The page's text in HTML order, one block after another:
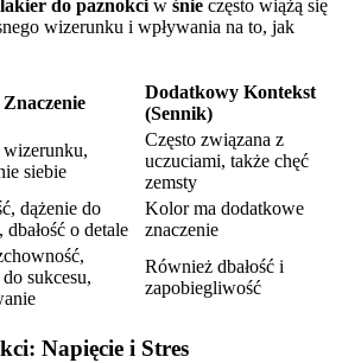
lakier do paznokci w śnie często wiążą się
wizerunku i wpływania na to, jak
Dodatkowy Kontekst
(Sennik)
wizerunku,
siebie
Często związana z
uczuciami, także chęć
zemsty
dążenie do
dbałość o detale
Kolor ma dodatkowe
znaczenie
sukcesu,
Również dbałość i
zapobiegliwość
Napięcie i Stres